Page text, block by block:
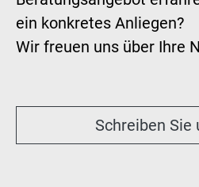
ein konkretes Anliegen?
Wir freuen uns über Ihre
Schreiben Sie